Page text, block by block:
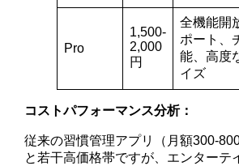
Pro
1,500-
2,000
円
全機能開
ポート、
能、高度
イズ
コストパフォーマンス分析：
従来の習慣管理アプリ（月額300-
と若干高価格帯ですが、エンターテ